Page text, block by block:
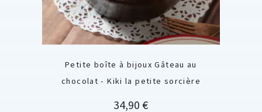
Petite boîte à bijoux Gâteau au
chocolat - Kiki la petite sorcière
Prix
34,90 €